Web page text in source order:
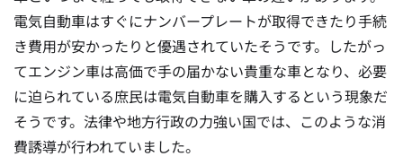
電気自動車はすぐにナンバープレートが取得できたり手続
き費用が安かったりと優遇されていたそうです。したがっ
てエンジン車は高価で手の届かない貴重な車となり、必要
に迫られている庶民は電気自動車を購入するという現象だ
そうです。法律や地方行政の力強い国では、このような消
費誘導が行われていました。